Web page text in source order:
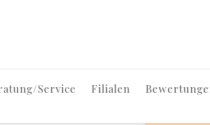
Service Filialen